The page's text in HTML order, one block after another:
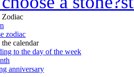
Zodiac
zodiac
calendar
to the day of the week
anniversary